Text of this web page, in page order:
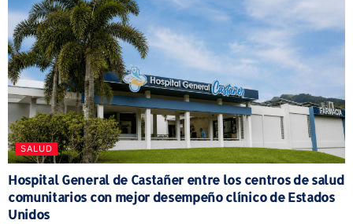
SALUD
Hospital General de Castañer entre los centros de salud
comunitarios con mejor desempeño clínico de Estados
Unidos